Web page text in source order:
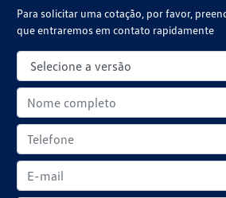
Para solicitar uma cotação, por favor,
que entraremos em contato rapidamente